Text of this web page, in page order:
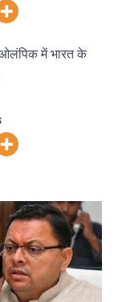
ओलंपिक में भारत के